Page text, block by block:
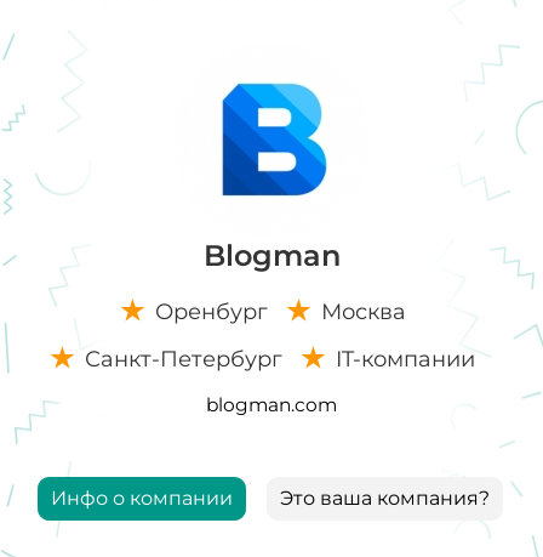
Blogman
Оренбург
Москва
Санкт-Петербург
IT-компании
blogman.com
Инфо о компании Это ваша компания?